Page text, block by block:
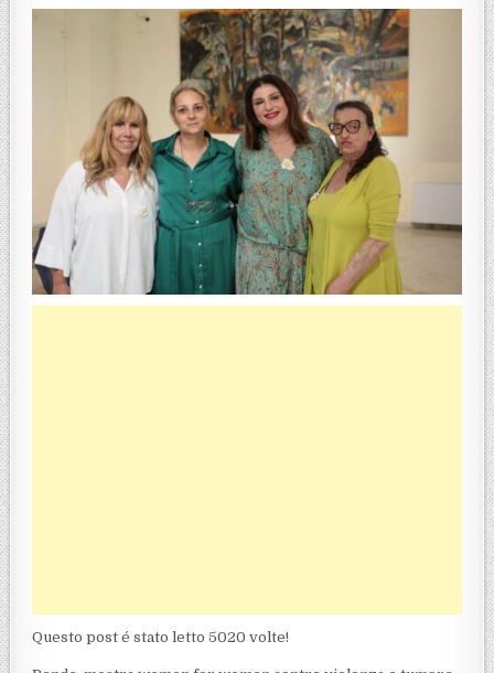
Questo post é stato letto 5020 volte!